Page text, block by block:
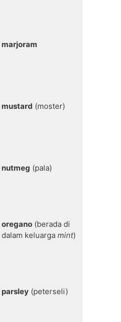
marjoram
mustard (moster)
nutmeg (pala)
oregano (berada di
dalam keluarga mint)
parsley (peterseli)